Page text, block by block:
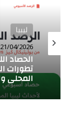
ليبيا
21/04/2026
ليبيا
16/04/2026
الحصاد
تطورات
المحلي